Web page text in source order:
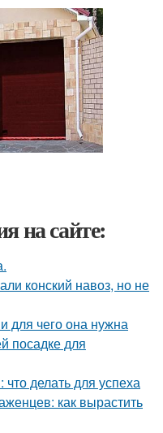
на сайте:
конский навоз, но не
для чего она нужна
посадке для
делать для успеха
как вырастить